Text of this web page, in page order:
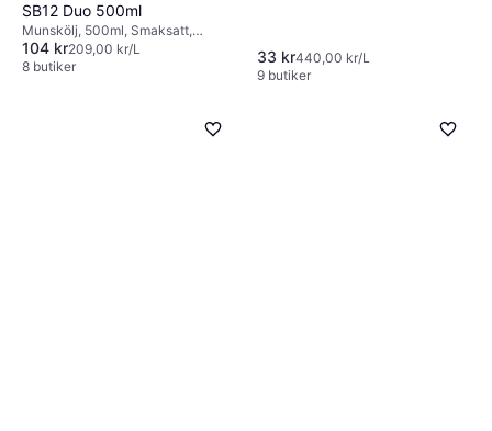
SB12 Duo 500ml
Munskölj, 500ml, Smaksatt,
Motverkar dålig andedräkt, Fluor,
Motverkar karies
104 kr209,00 kr/L
8 butiker
33 kr440,00 kr/L
9 butiker